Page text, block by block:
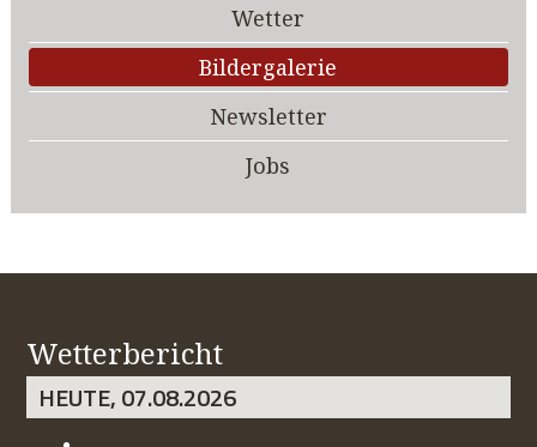
Wetter
Bildergalerie
Newsletter
Jobs
Wetterbericht
HEUTE, 07.08.2026